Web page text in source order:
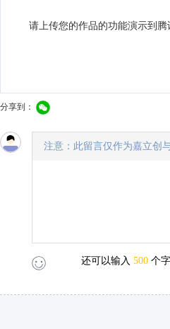
请上传您的作品的功能演示到腾
分享到：
注意：此留言仅作为嘉立创
还可以输入 500 个